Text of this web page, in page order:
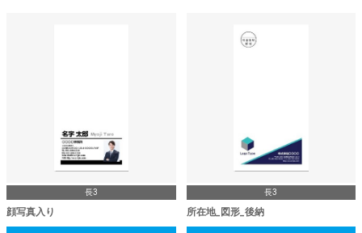
長3
顔写真入り
長3
所在地_図形_後納